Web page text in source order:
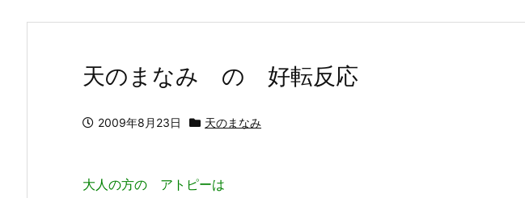
天のまなみ の 好転反応
2009年8月23日 天のまなみ
大人の方の アトピーは